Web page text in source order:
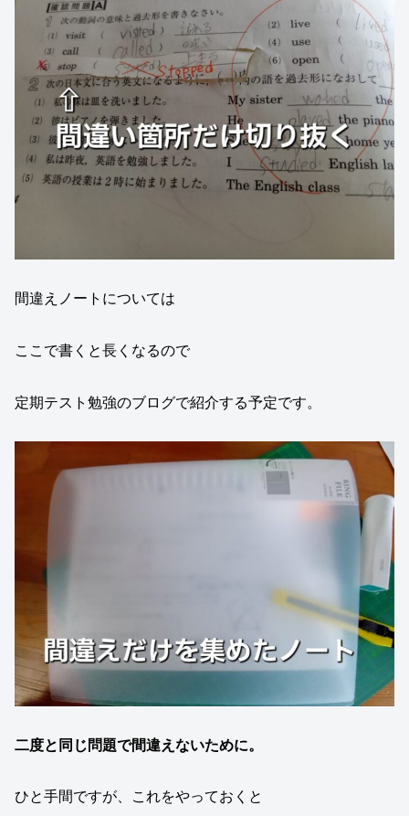
間違えノートについては
ここで書くと長くなるので
定期テスト勉強のブログで紹介する予定です。
二度と同じ問題で間違えないために。
ひと手間ですが、これをやっておくと